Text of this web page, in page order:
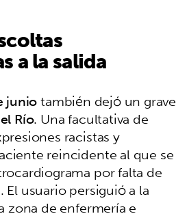
a la salida
juniotambién dejó un grave
Río. Una facultativa de
racistas y
reincidente al que se
por falta de
usuario persiguió a la
zona de enfermería e